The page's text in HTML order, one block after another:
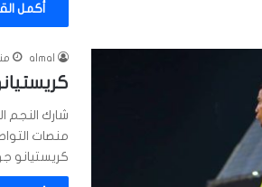
أكمل
almal منذ 5
شارك النجم
منصات
كريستيانو